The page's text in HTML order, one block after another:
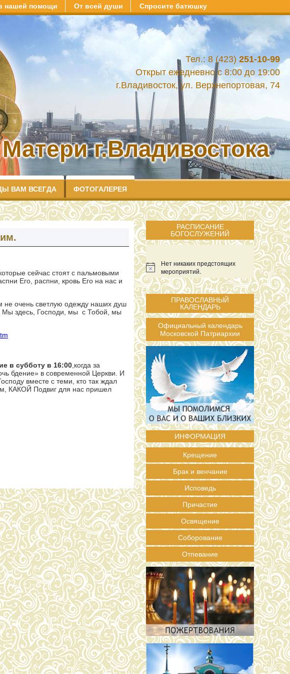
нашей помощи От всей души Спросите батюшку
Тел.: 8 (423) 251-10-99
Открыт ежедневно с 8:00 до 19:00
г.Владивосток, ул. Верхнепортовая, 74
г.Владивостока
ВАМ ВСЕГДА ФОТОГАЛЕРЕЯ
сейчас стоят с пальмовыми
Его, распни, кровь Его на нас и
не очень светлую одежду наших душ
Мы здесь, Господи, мы с Тобой, мы
в субботу в 16:00 ,когда за
бдение» в современной Церкви. И
вместе с теми, кто так ждал
КАКОЙ Подвиг для нас пришел
РАСПИСАНИЕ
БОГОСЛУЖЕНИЙ
Нет никаких предстоящих
мероприятий.
ПРАВОСЛАВНЫЙ
КАЛЕНДАРЬ
Официальный календарь
Московской Патриархии
ИНФОРМАЦИЯ
Крещение
Брак и венчание
Исповедь
Причастие
Освящение
Соборование
Отпевание